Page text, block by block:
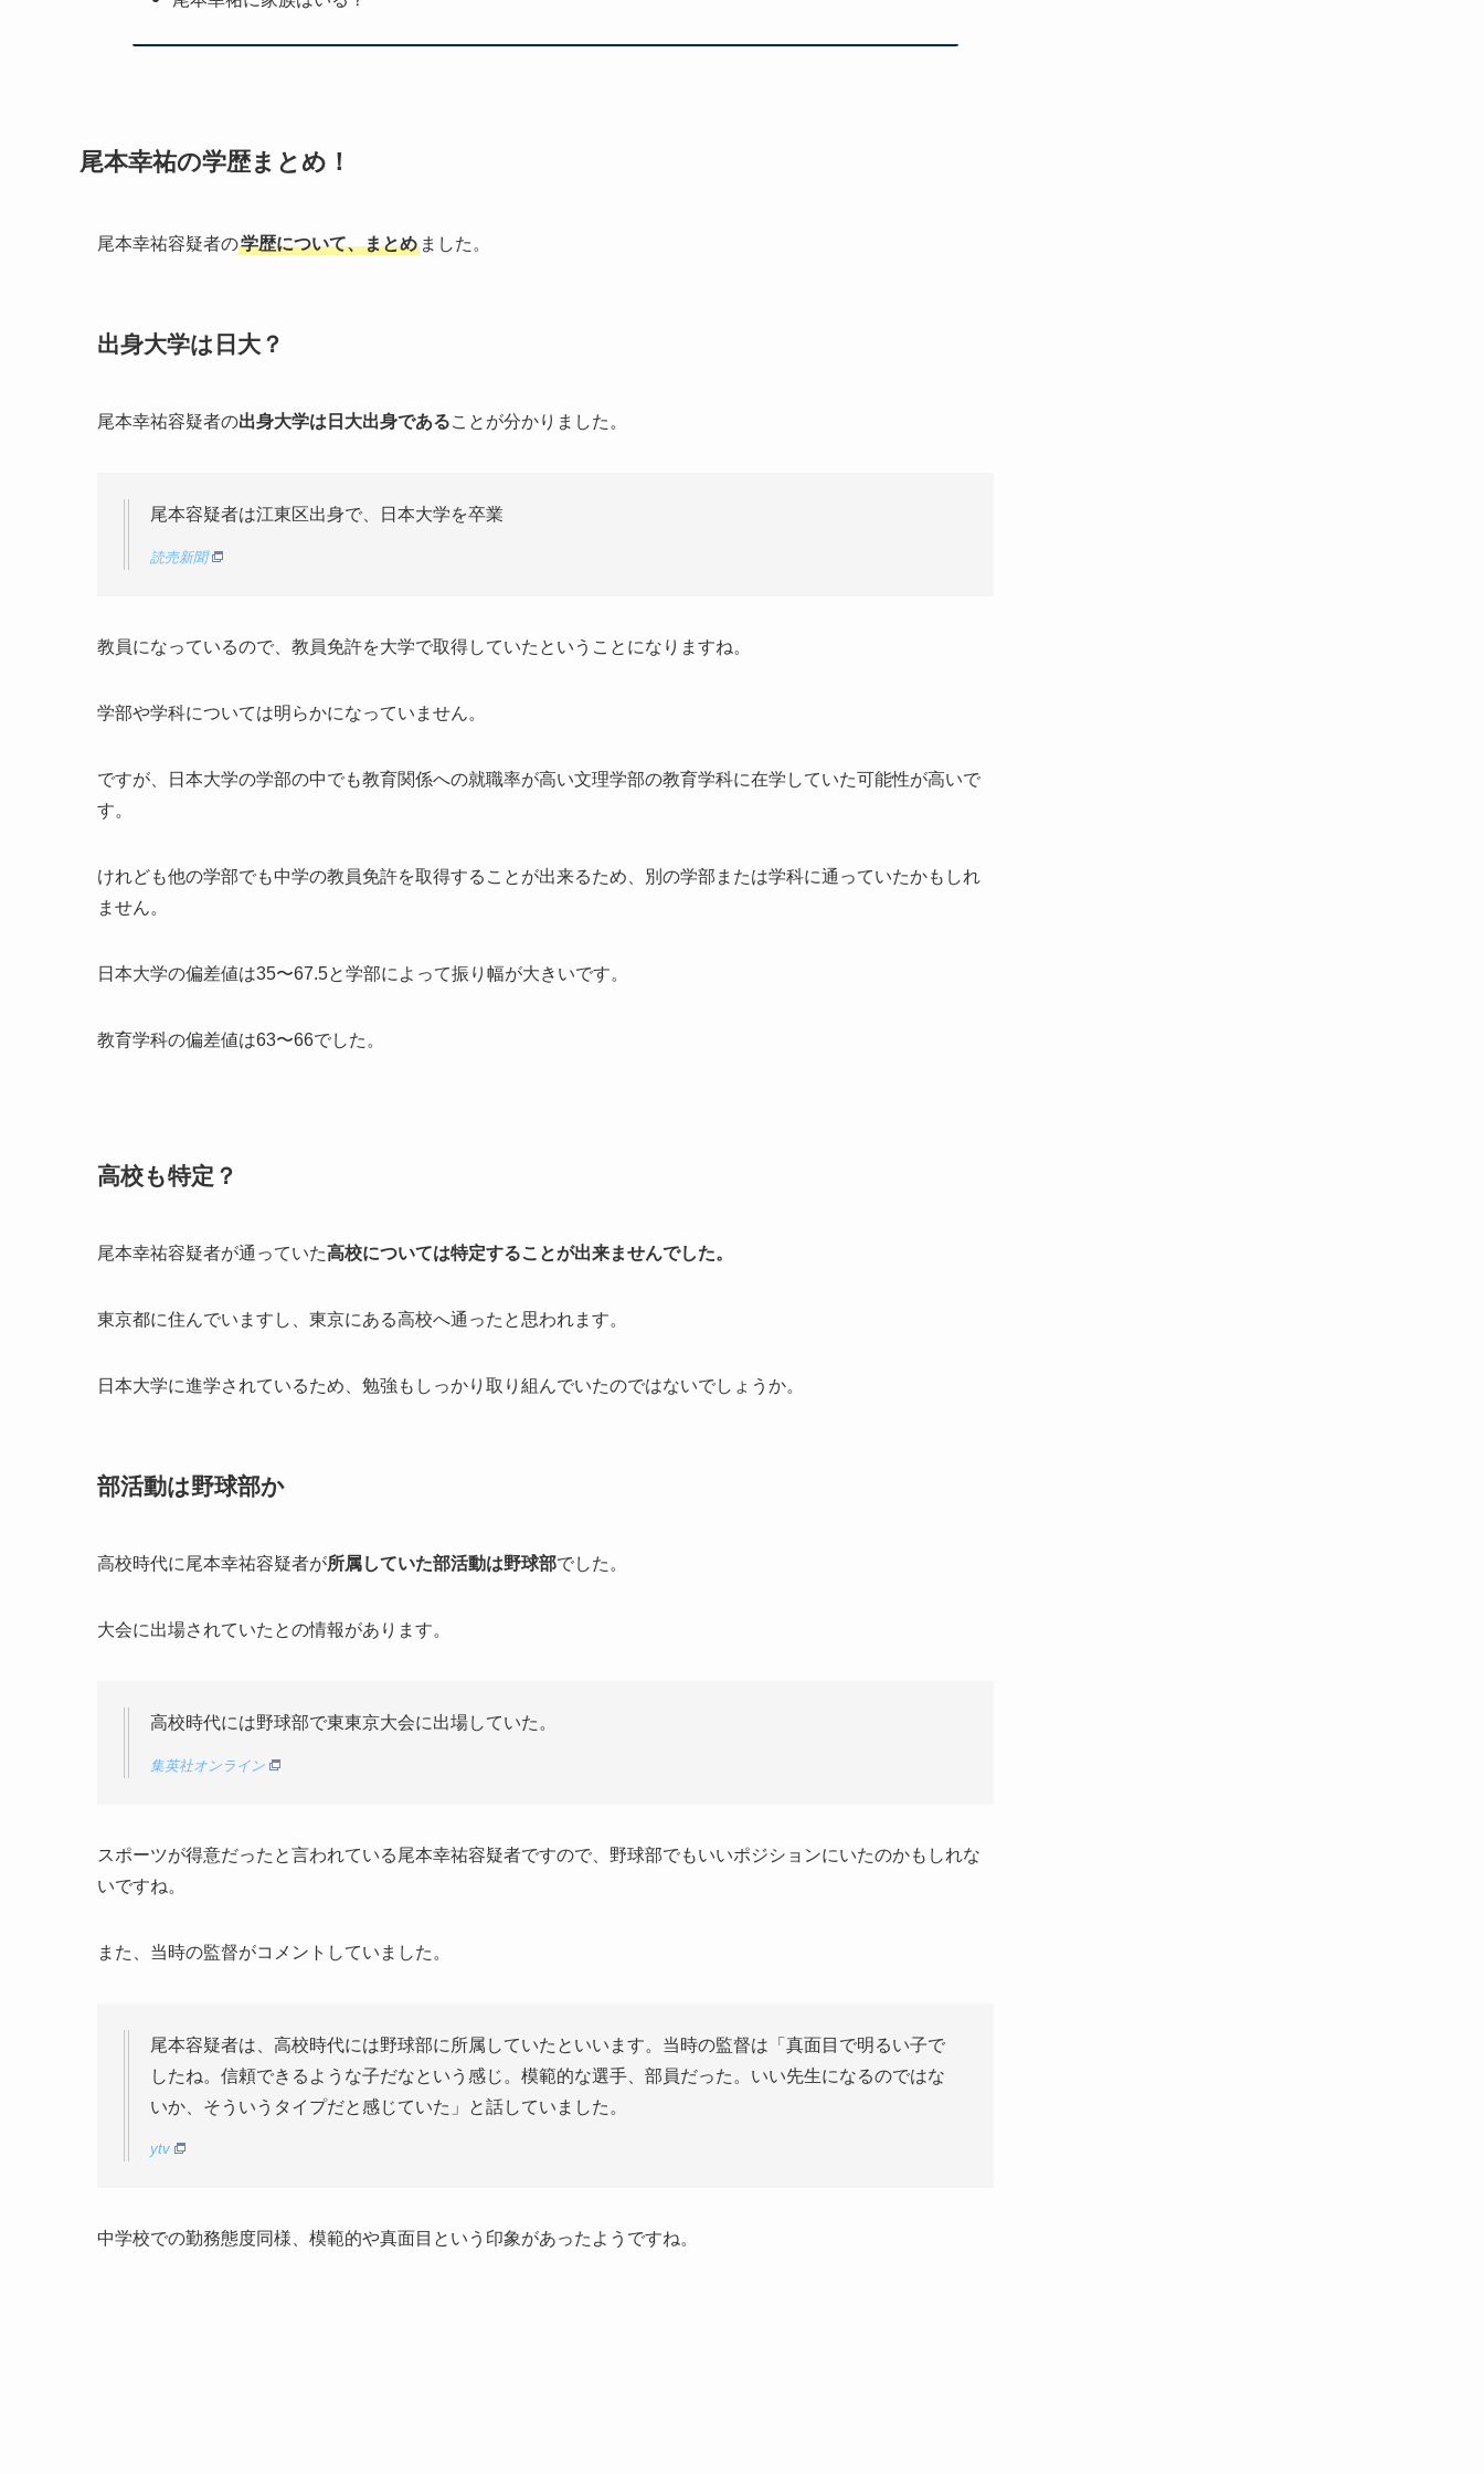
尾本幸祐の学歴まとめ！
尾本幸祐容疑者の学歴について、まとめ ました。
出身大学は日大？
尾本幸祐容疑者の出身大学は日大出身であることが分かりました。
尾本容疑者は江東区出身で、日本大学を卒業
読売新聞
教員になっているので、教員免許を大学で取得していたということになりますね。
学部や学科については明らかになっていません。
ですが、日本大学の学部の中でも教育関係への就職率が高い文理学部の教育学科に在学していた可能性が高いで
す。
けれども他の学部でも中学の教員免許を取得することが出来るため、別の学部または学科に通っていたかもしれ
ません。
日本大学の偏差値は35〜67.5と学部によって振り幅が大きいです。
教育学科の偏差値は63〜66でした。
高校も特定？
尾本幸祐容疑者が通っていた高校については特定することが出来ませんでした。
東京都に住んでいますし、東京にある高校へ通ったと思われます。
日本大学に進学されているため、勉強もしっかり取り組んでいたのではないでしょうか。
部活動は野球部か
高校時代に尾本幸祐容疑者が所属していた部活動は野球部でした。
大会に出場されていたとの情報があります。
高校時代には野球部で東東京大会に出場していた。
集英社オンライン
スポーツが得意だったと言われている尾本幸祐容疑者ですので、野球部でもいいポジションにいたのかもしれな
いですね。
また、当時の監督がコメントしていました。
尾本容疑者は、高校時代には野球部に所属していたといいます。当時の監督は「真面目で明るい子で
したね。信頼できるような子だなという感じ。模範的な選手、部員だった。いい先生になるのではな
いか、そういうタイプだと感じていた」と話していました。
ytv
中学校での勤務態度同様、模範的や真面目という印象があったようですね。